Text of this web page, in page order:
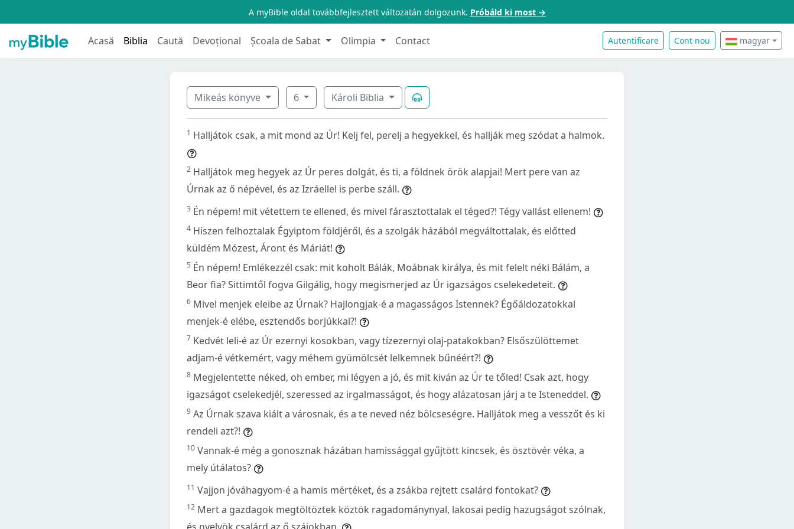
A myBible oldal továbbfejlesztett változatán dolgozunk. Próbáld ki most →
Acasă Biblia Caută Devoțional Școala de Sabat Olimpia Contact Autentificare Cont nou magyar
Mikeás könyve 6 Károli Biblia
1 Halljátok csak, a mit mond az Úr! Kelj fel, perelj a hegyekkel, és hallják meg szódat a halmok.
2 Halljátok meg hegyek az Úr peres dolgát, és ti, a földnek örök alapjai! Mert pere van az
Úrnak az ő népével, és az Izráellel is perbe száll.
3 Én népem! mit vétettem te ellened, és mivel fárasztottalak el téged?! Tégy vallást ellenem!
4 Hiszen felhoztalak Égyiptom földjéről, és a szolgák házából megváltottalak, és előtted
küldém Mózest, Áront és Máriát!
5 Én népem! Emlékezzél csak: mit koholt Bálák, Moábnak királya, és mit felelt néki Bálám, a
Beor fia? Sittimtől fogva Gilgálig, hogy megismerjed az Úr igazságos cselekedeteit.
6 Mivel menjek eleibe az Úrnak? Hajlongjak-é a magasságos Istennek? Égőáldozatokkal
menjek-é elébe, esztendős borjúkkal?!
7 Kedvét leli-é az Úr ezernyi kosokban, vagy tízezernyi olaj-patakokban? Elsőszülöttemet
adjam-é vétkemért, vagy méhem gyümölcsét lelkemnek bűnéért?!
8 Megjelentette néked, oh ember, mi légyen a jó, és mit kiván az Úr te tőled! Csak azt, hogy
igazságot cselekedjél, szeressed az irgalmasságot, és hogy alázatosan járj a te Isteneddel.
9 Az Úrnak szava kiált a városnak, és a te neved néz bölcseségre. Halljátok meg a vesszőt és ki
rendeli azt?!
10 Vannak-é még a gonosznak házában hamissággal gyűjtött kincsek, és ösztövér véka, a
mely útálatos?
11 Vajjon jóváhagyom-é a hamis mértéket, és a zsákba rejtett csalárd fontokat?
12 Mert a gazdagok megtöltöztek köztök ragadománynyal, lakosai pedig hazugságot szólnak,